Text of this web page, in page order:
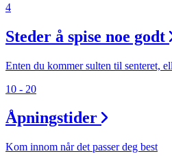
Ledige stillinger
Magasin
Gavekort
Finn frem
Min Shopping-app
4
Steder å spise noe godt
Enten du kommer sulten til senteret,
10 - 20
Åpningstider
Kom innom når det passer deg best